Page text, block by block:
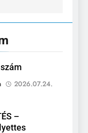
2026.07.24.
–